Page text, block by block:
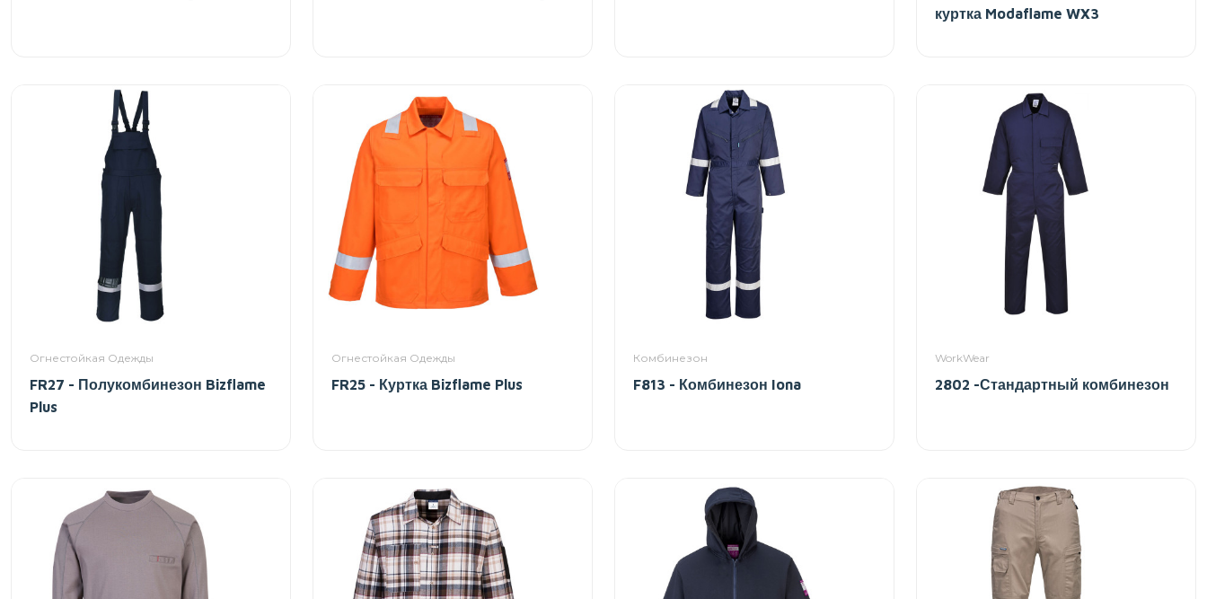
куртка Modaflame WX3
Огнестойкая Одежды
FR27 - Полукомбинезон Bizflame
Plus
Огнестойкая Одежды
FR25 - Куртка Bizflame Plus
Комбинезон
F813 - Комбинезон Iona
WorkWear
2802 -Стандартный комбинезон